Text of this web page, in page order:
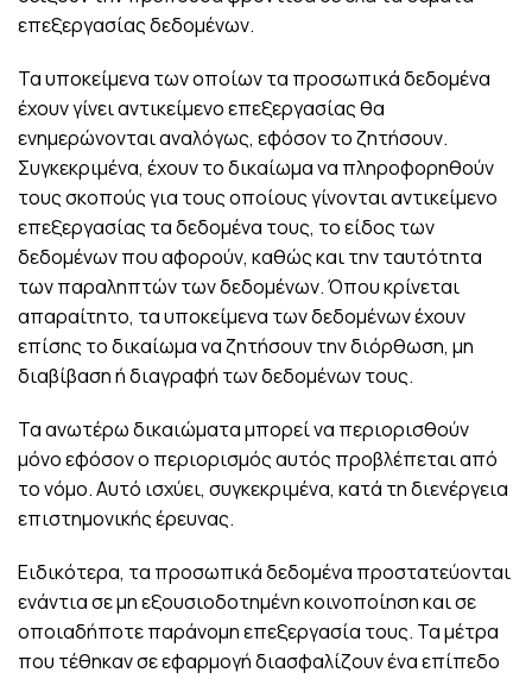
επεξεργασίας δεδομένων.
Τα υποκείμενα των οποίων τα προσωπικά δεδομένα
έχουν γίνει αντικείμενο επεξεργασίας θα
ενημερώνονται αναλόγως, εφόσον το ζητήσουν.
Συγκεκριμένα, έχουν το δικαίωμα να πληροφορηθούν
τους σκοπούς για τους οποίους γίνονται αντικείμενο
επεξεργασίας τα δεδομένα τους, το είδος των
δεδομένων που αφορούν, καθώς και την ταυτότητα
των παραληπτών των δεδομένων. Όπου κρίνεται
απαραίτητο, τα υποκείμενα των δεδομένων έχουν
επίσης το δικαίωμα να ζητήσουν την διόρθωση, μη
διαβίβαση ή διαγραφή των δεδομένων τους.
Τα ανωτέρω δικαιώματα μπορεί να περιορισθούν
μόνο εφόσον ο περιορισμός αυτός προβλέπεται από
το νόμο. Αυτό ισχύει, συγκεκριμένα, κατά τη διενέργεια
επιστημονικής έρευνας.
Ειδικότερα, τα προσωπικά δεδομένα προστατεύονται
ενάντια σε μη εξουσιοδοτημένη κοινοποίηση και σε
οποιαδήποτε παράνομη επεξεργασία τους. Τα μέτρα
που τέθηκαν σε εφαρμογή διασφαλίζουν ένα επίπεδο